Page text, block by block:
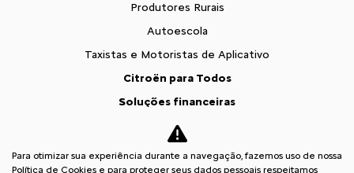
Produtores Rurais
Autoescola
Taxistas e Motoristas de Aplicativo
Citroën para Todos
Soluções financeiras
Consórcio
Para otimizar sua experiência durante a navegação, fazemos uso de nossa
Política de Cookies e para proteger seus dados pessoais respeitamos